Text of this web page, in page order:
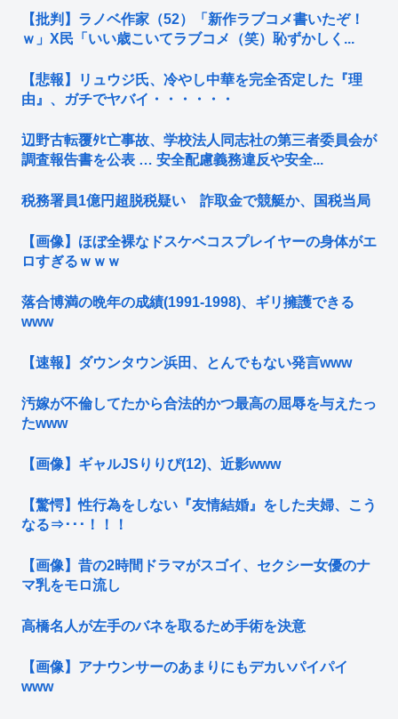
【批判】ラノベ作家（52）「新作ラブコメ書いたぞ！
ｗ」X民「いい歳こいてラブコメ（笑）恥ずかしく...
【悲報】リュウジ氏、冷やし中華を完全否定した『理
由』、ガチでヤバイ・・・・・・
辺野古転覆ﾀﾋ亡事故、学校法人同志社の第三者委員会が
調査報告書を公表 … 安全配慮義務違反や安全...
税務署員1億円超脱税疑い 詐取金で競艇か、国税当局
【画像】ほぼ全裸なドスケベコスプレイヤーの身体がエ
ロすぎるｗｗｗ
落合博満の晩年の成績(1991-1998)、ギリ擁護できる
www
【速報】ダウンタウン浜田、とんでもない発言www
汚嫁が不倫してたから合法的かつ最高の屈辱を与えたっ
たwww
【画像】ギャルJSりりぴ(12)、近影www
【驚愕】性行為をしない『友情結婚』をした夫婦、こう
なる⇒･･･！！！
【画像】昔の2時間ドラマがスゴイ、セクシー女優のナ
マ乳をモロ流し
高橋名人が左手のバネを取るため手術を決意
【画像】アナウンサーのあまりにもデカいパイパイ
www